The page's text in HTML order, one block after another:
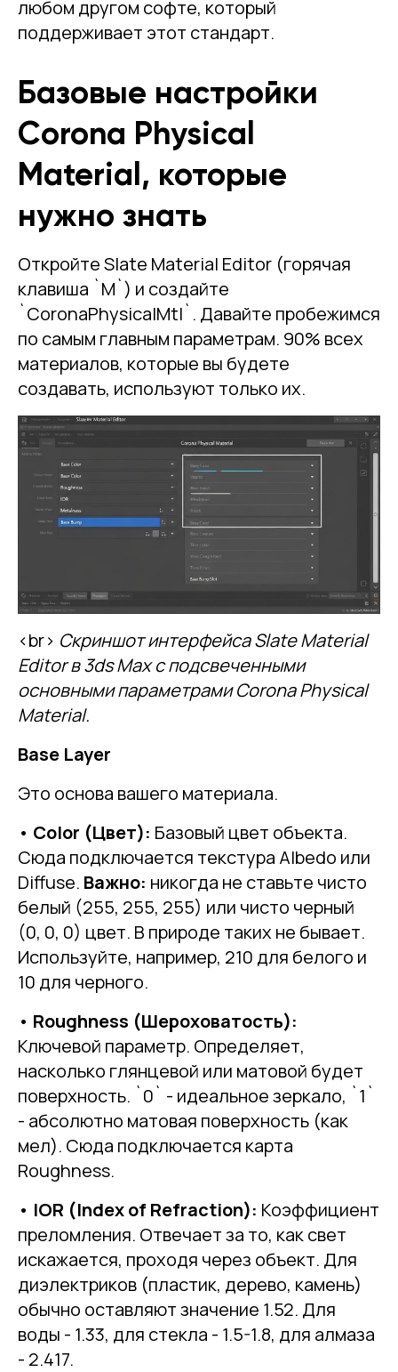
любом другом софте, который
поддерживает этот стандарт.
Базовые настройки
Corona Physical
Material, которые
нужно знать
Откройте Slate Material Editor (горячая
клавиша `M`) и создайте
`CoronaPhysicalMtl`. Давайте пробежимся
по самым главным параметрам. 90% всех
материалов, которые вы будете
создавать, используют только их.
<br> Скриншот интерфейса Slate Material
Editor в 3ds Max с подсвеченными
основными параметрами Corona Physical
Material.
Base Layer
Это основа вашего материала.
• Color (Цвет): Базовый цвет объекта.
Сюда подключается текстура Albedo или
Diffuse. Важно: никогда не ставьте чисто
белый (255, 255, 255) или чисто черный
(0, 0, 0) цвет. В природе таких не бывает.
Используйте, например, 210 для белого и
10 для черного.
• Roughness (Шероховатость):
Ключевой параметр. Определяет,
насколько глянцевой или матовой будет
поверхность. `0` - идеальное зеркало, `1`
- абсолютно матовая поверхность (как
мел). Сюда подключается карта
Roughness.
• IOR (Index of Refraction): Коэффициент
преломления. Отвечает за то, как свет
искажается, проходя через объект. Для
диэлектриков (пластик, дерево, камень)
обычно оставляют значение 1.52. Для
воды - 1.33, для стекла - 1.5-1.8, для алмаза
- 2.417.